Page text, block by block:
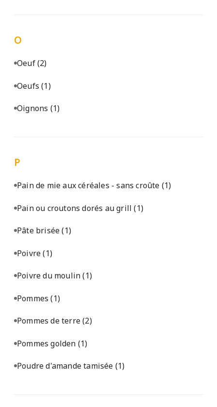
O
Oeuf(2)
Oeufs(1)
Oignons (1)
P
Pain de mie aux céréales - sans croûte (1)
Pain ou croutons dorés au grill(1)
Pâte brisée(1)
Poivre(1)
Poivre du moulin(1)
Pommes(1)
Pommes de terre(2)
Pommes golden (1)
Poudre d'amande tamisée (1)